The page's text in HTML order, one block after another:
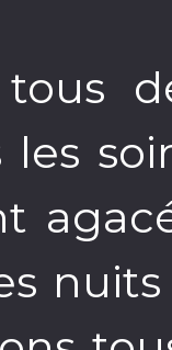
tous